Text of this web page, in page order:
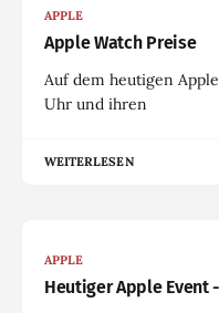
APPLE
Apple Watch Preise
Auf dem heutigen
Uhr und ihren
WEITERLESEN
APPLE
Heutiger Apple Event